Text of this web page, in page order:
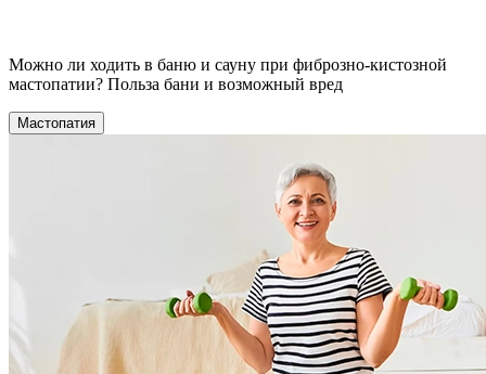
Можно ли ходить в баню и сауну при фиброзно-кистозной
мастопатии? Польза бани и возможный вред
Мастопатия